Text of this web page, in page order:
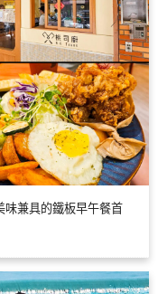
味兼具的鐵板早午餐首